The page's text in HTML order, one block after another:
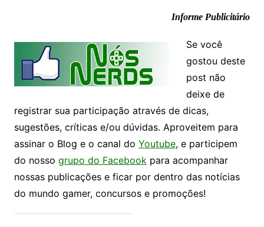
Informe Publicitário
Se você
gostou deste
post não
deixe de
registrar sua participação através de dicas,
sugestões, críticas e/ou dúvidas. Aproveitem para
assinar o Blog e o canal do Youtube, e participem
do nosso grupo do Facebook para acompanhar
nossas publicações e ficar por dentro das notícias
do mundo gamer, concursos e promoções!